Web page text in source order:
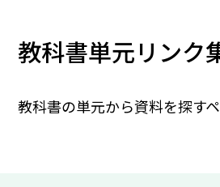
教科書単元リンク
教科書の単元から資料を探すペ